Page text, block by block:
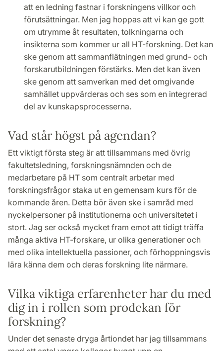
att en ledning fastnar i forskningens villkor och
förutsättningar. Men jag hoppas att vi kan ge gott
om utrymme åt resultaten, tolkningarna och
insikterna som kommer ur all HT-forskning. Det kan
ske genom att sammanflätningen med grund- och
forskarutbildningen förstärks. Men det kan även
ske genom att samverkan med det omgivande
samhället uppvärderas och ses som en integrerad
del av kunskapsprocesserna.
Vad står högst på agendan?
Ett viktigt första steg är att tillsammans med övrig
fakultetsledning, forskningsnämnden och de
medarbetare på HT som centralt arbetar med
forskningsfrågor staka ut en gemensam kurs för de
kommande åren. Detta bör även ske i samråd med
nyckelpersoner på institutionerna och universitetet i
stort. Jag ser också mycket fram emot att tidigt träffa
många aktiva HT-forskare, ur olika generationer och
med olika intellektuella passioner, och förhoppningsvis
lära känna dem och deras forskning lite närmare.
Vilka viktiga erfarenheter har du med
dig in i rollen som prodekan för
forskning?
Under det senaste dryga årtiondet har jag tillsammans